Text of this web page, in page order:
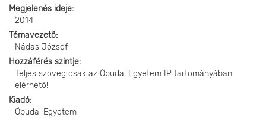
Megjelenés ideje
2014
Témavezető
Nádas József
Hozzáférés szintje
Teljes szöveg csak az Óbudai Egyetem IP tartományában
elérhető!
Kiadó
Óbudai Egyetem